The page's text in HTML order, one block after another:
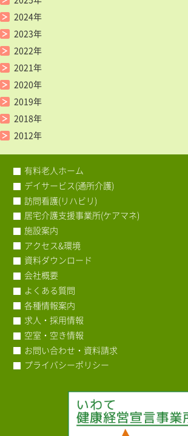
2024年
2023年
2022年
2021年
2020年
2019年
2018年
2012年
有料老人ホーム
デイサービス(通所介護)
訪問看護(リハビリ)
居宅介護支援事業所(ケアマネ)
施設案内
アクセス&環境
資料ダウンロード
会社概要
よくある質問
各種情報案内
求人・採用情報
空室・空き情報
お問い合わせ・資料請求
プライバシーポリシー